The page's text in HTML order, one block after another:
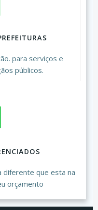
para serviços e
públicos.
diferente que esta na
orçamento